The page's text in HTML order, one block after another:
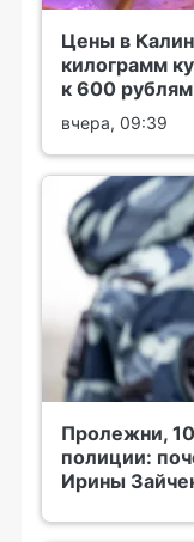
Цены в
килограмм
к 600 рублям
вчера, 09:39
Пролежни,
полиции:
Ирины